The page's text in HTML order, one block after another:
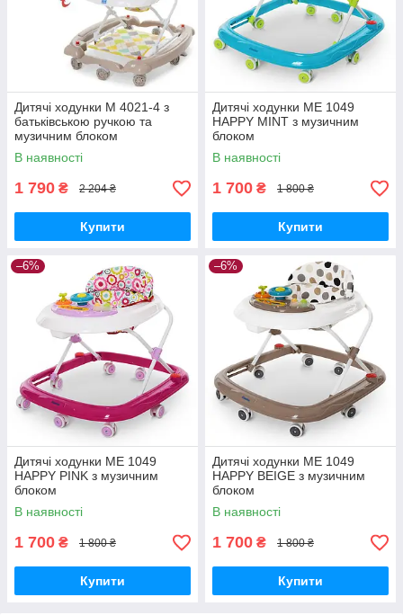
Дитячі ходунки M 4021-4 з
батьківською ручкою та
музичним блоком
В наявності
1 790 ₴ 2 204 ₴
Купити
Дитячі ходунки ME 1049
HAPPY MINT з музичним
блоком
В наявності
1 700 ₴ 1 800 ₴
Купити
–6%
Дитячі ходунки ME 1049
HAPPY PINK з музичним
блоком
В наявності
1 700 ₴ 1 800 ₴
Купити
–6%
Дитячі ходунки ME 1049
HAPPY BEIGE з музичним
блоком
В наявності
1 700 ₴ 1 800 ₴
Купити